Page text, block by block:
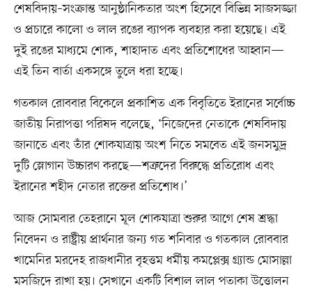
শেষবিদায়–সংক্রান্ত আনুষ্ঠানিকতার অংশ হিসেবে বিভিন্ন সাজসজ্জা
ও প্রচারে কালো ও লাল রঙের ব্যাপক ব্যবহার করা হয়েছে। এই
দুই রঙের মাধ্যমে শোক, শাহাদাত এবং প্রতিশোধের আহ্বান—
এই তিন বার্তা একসঙ্গে তুলে ধরা হচ্ছে।
গতকাল রোববার বিকেলে প্রকাশিত এক বিবৃতিতে ইরানের সর্বোচ্চ
জাতীয় নিরাপত্তা পরিষদ বলেছে, ‘নিজেদের নেতাকে শেষবিদায়
জানাতে এবং তাঁর শোকযাত্রায় অংশ নিতে সমবেত এই জনসমুদ্র
দুটি স্লোগান উচ্চারণ করছে—শত্রুদের বিরুদ্ধে প্রতিরোধ এবং
ইরানের শহীদ নেতার রক্তের প্রতিশোধ।’
আজ সোমবার তেহরানে মূল শোকযাত্রা শুরুর আগে শেষ শ্রদ্ধা
নিবেদন ও রাষ্ট্রীয় প্রার্থনার জন্য গত শনিবার ও গতকাল রোববার
খামেনির মরদেহ রাজধানীর বৃহত্তম ধর্মীয় কমপ্লেক্স গ্র্যান্ড মোসাল্লা
মসজিদে রাখা হয়। সেখানে একটি বিশাল লাল পতাকা উত্তোলন